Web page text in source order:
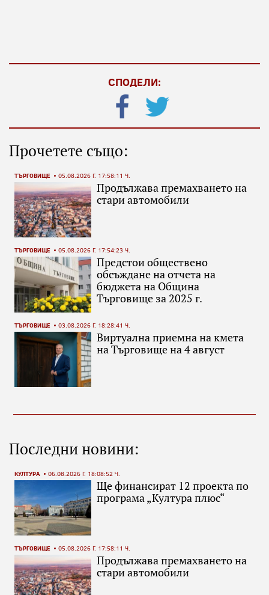
СПОДЕЛИ:
Прочетете също:
ТЪРГОВИЩЕ 05.08.2026 Г. 17:58:11 Ч.
Продължава премахването на
стари автомобили
ТЪРГОВИЩЕ 05.08.2026 Г. 17:54:23 Ч.
Предстои обществено
обсъждане на отчета на
бюджета на Община
Търговище за 2025 г.
ТЪРГОВИЩЕ 03.08.2026 Г. 18:28:41 Ч.
Виртуална приемна на кмета
на Търговище на 4 август
Последни новини:
КУЛТУРА 06.08.2026 Г. 18:08:52 Ч.
Ще финансират 12 проекта по
програма „Култура плюс“
ТЪРГОВИЩЕ 05.08.2026 Г. 17:58:11 Ч.
Продължава премахването на
стари автомобили